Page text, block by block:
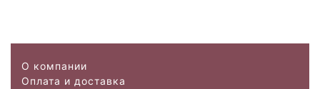
О компании
Оплата и доставка